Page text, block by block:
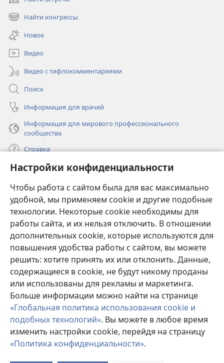
Настройки конфиденциальности
Чтобы работа с сайтом была для вас максимально
удобной, мы применяем cookie и другие подобные
технологии. Некоторые cookie необходимы для
работы сайта, и их нельзя отключить. В отношении
дополнительных cookie, которые используются для
повышения удобства работы с сайтом, вы можете
решить: хотите принять их или отклонить. Данные,
содержащиеся в cookie, не будут никому проданы
или использованы для рекламы и маркетинга.
Больше информации можно найти на странице
«Глобальная политика использования cookie и
подобных технологий». Вы можете в любое время
изменить настройки cookie, перейдя на страницу
«Политика конфиденциальности».
(открывается
в
новом
окне)
Найти конгрессы
(открывается
новом
окне)
Новое
Видео
Видео с тифлокомментариями
Поиск
Информация для врачей
Информация для мирового профессионального
сообщества
Справка
Пожертвования
в
новом
окне)
ОНЛАЙН-БИБЛИОТЕКА Сторожевой башни
(открывается
новом
окне)
JW Hub®
(открывается
в
новом
окне)
JW Library ®
Watchtower Library
Copyright© 2026 Watch Tower Bible and Tract Society of Pennsylvania.
УСЛОВИЯ ИСПОЛЬЗОВАНИЯ|ПОЛИТИКА
КОНФИДЕНЦИАЛЬНОСТИ
КОНФИДЕНЦИАЛЬНОСТИ